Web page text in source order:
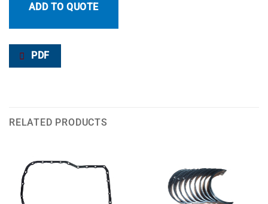
ADD TO QUOTE
PDF
RELATED PRODUCTS